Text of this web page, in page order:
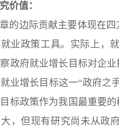
价值：
的边际贡献主要体现在
业政策工具。实际上，
政府就业增长目标对企
业增长目标这一“政府之
标政策作为我国最重要
，但现有研究尚未从政